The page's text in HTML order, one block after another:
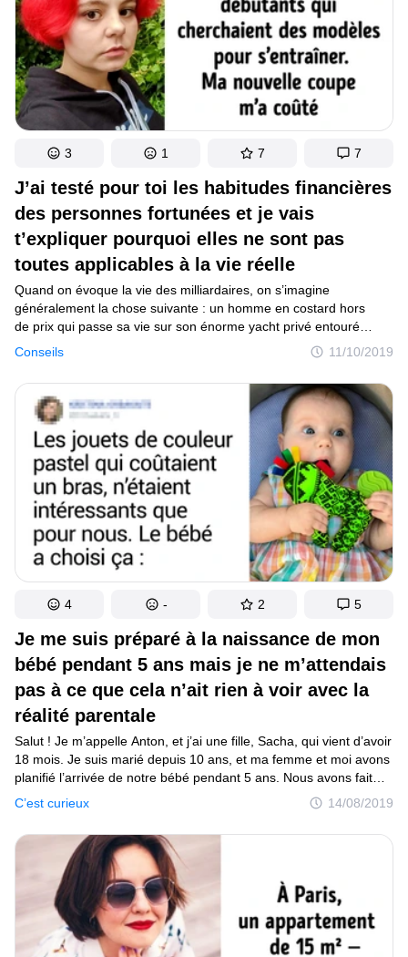
J’ai testé pour toi les habitudes financières
des personnes fortunées et je vais
t’expliquer pourquoi elles ne sont pas
toutes applicables à la vie réelle
Conseils 11/10/2019
Quand on évoque la vie des milliardaires, on s’imagine
généralement la chose suivante : un homme en costard hors
de prix qui passe sa vie sur son énorme yacht privé entouré
de top-modèles aux jambes infinies. Pourtant, la plupart des
personnes aisées mènent une vie modeste, portent les mêmes
paires de chaussures pendant plusieurs années, mangent dans
les fast-foods et utilisent les transports en commun. Et c’est peut-
être dans la simplicité que réside le secret de leur richesse...
3 1 7 7
Je me suis préparé à la naissance de mon
bébé pendant 5 ans mais je ne m’attendais
pas à ce que cela n’ait rien à voir avec la
réalité parentale
C’est curieux 14/08/2019
Salut ! Je m’appelle Anton, et j’ai une fille, Sacha, qui vient d’avoir
18 mois. Je suis marié depuis 10 ans, et ma femme et moi avons
planifié l’arrivée de notre bébé pendant 5 ans. Nous avons fait
des listes et des schémas, nous avons fait une visite préalable
dans toutes les maternités et les centres médicaux de la ville,
nous sommes allés dans la plupart des magasins pour enfants...
Je vais vous raconter tout ce qui ne s’est pas passé comme
4 - 2 5